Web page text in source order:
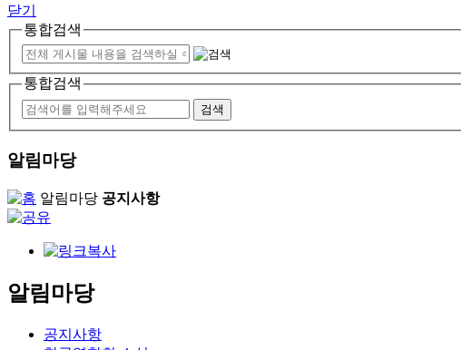
닫기
통합검색
통합검색
알림마당
알림마당 공지사항
알림마당
공지사항